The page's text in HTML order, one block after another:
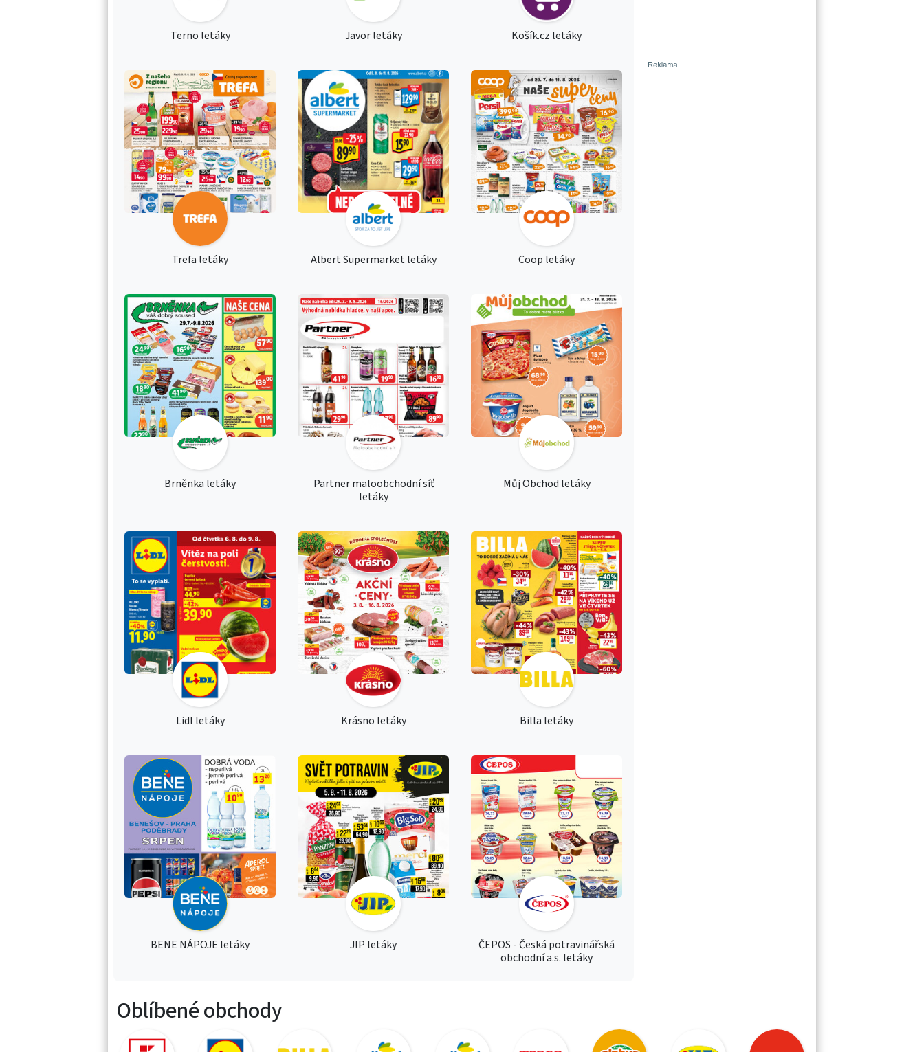
Terno letáky Javor letáky Košík.cz letáky
Trefa letáky Albert Supermarket letáky Coop letáky
Brněnka letáky
Partner maloobchodní síť
letáky
Můj Obchod letáky
Lidl letáky Krásno letáky Billa letáky
BENE NÁPOJE letáky JIP letáky
ČEPOS - Česká potravinářská
obchodní a.s. letáky
Oblíbené obchody